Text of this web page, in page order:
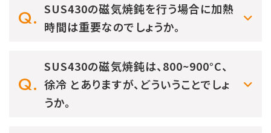
SUS430の磁気焼鈍を行う場合に加熱
時間は重要なのでしょうか。
SUS430の磁気焼鈍は、800~900°C、
徐冷 とありますが、どういうことでしょ
うか。